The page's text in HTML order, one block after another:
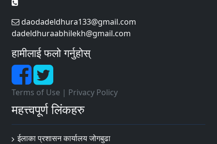
daodadeldhura133@gmail.com
dadeldhuraabhilekh@gmail.com
हामीलाई फलो गर्नुहोस्
Terms of Use | Privacy Policy
महत्त्वपूर्ण लिंकहरु
ईलाका प्रशासन कार्यालय जोगबुढा